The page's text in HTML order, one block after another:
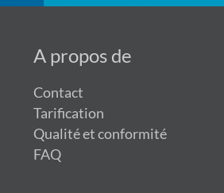
A propos de
Contact
Tarification
Qualité et conformité
FAQ